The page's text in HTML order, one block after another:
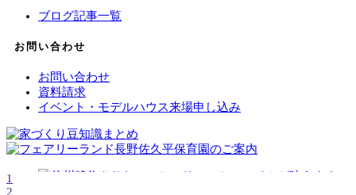
ブログ記事一覧
お問い合わせ
お問い合わせ
資料請求
イベント・モデルハウス来場申し込み
1
2